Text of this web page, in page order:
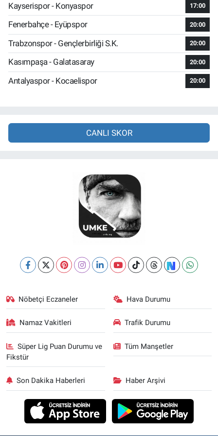
Kayserispor - Konyaspor 17:00
Fenerbahçe - Eyüpspor 20:00
Trabzonspor - Gençlerbirliği S.K. 20:00
Kasımpaşa - Galatasaray 20:00
Antalyaspor - Kocaelispor 20:00
CANLI SKOR
Nöbetçi Eczaneler Hava Durumu
Namaz Vakitleri Trafik Durumu
Süper Lig Puan Durumu ve
Fikstür
Tüm Manşetler
Son Dakika Haberleri Haber Arşivi